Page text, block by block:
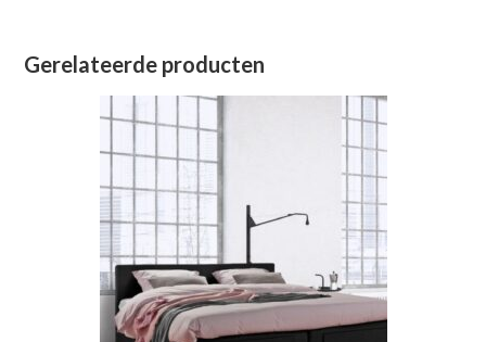
Gerelateerde producten